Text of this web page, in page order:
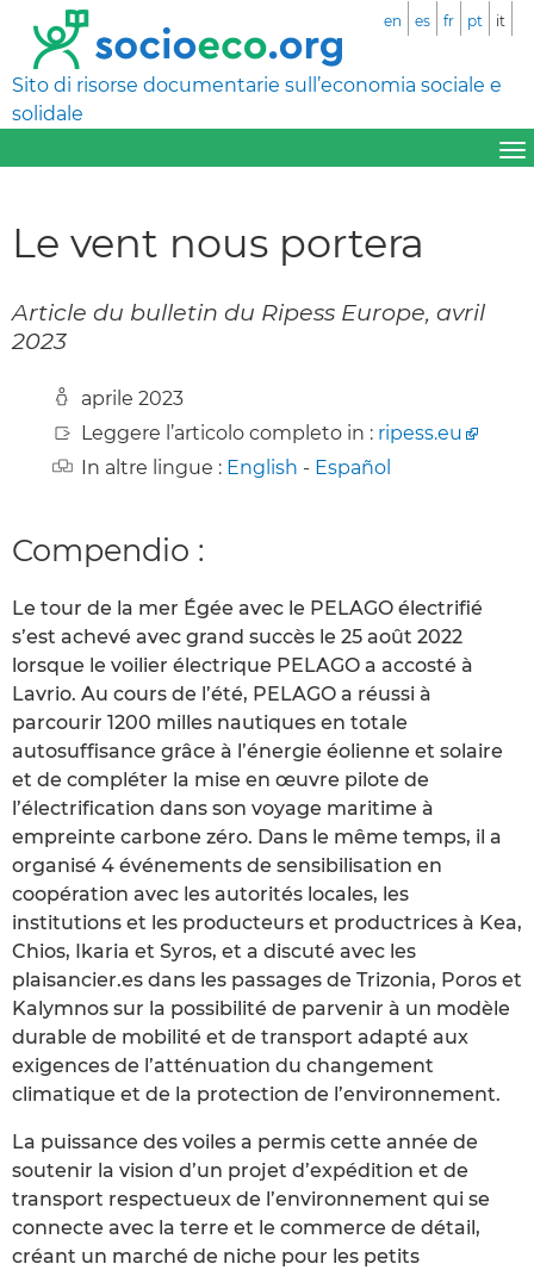
Sito di risorse documentarie sull’economia sociale e
solidale
en es fr pt it
Le vent nous portera
Article du bulletin du Ripess Europe, avril
2023
aprile 2023
Leggere l’articolo completo in : ripess.eu
In altre lingue : English - Español
Compendio :
Le tour de la mer Égée avec le PELAGO électrifié
s’est achevé avec grand succès le 25 août 2022
lorsque le voilier électrique PELAGO a accosté à
Lavrio. Au cours de l’été, PELAGO a réussi à
parcourir 1200 milles nautiques en totale
autosuffisance grâce à l’énergie éolienne et solaire
et de compléter la mise en œuvre pilote de
l’électrification dans son voyage maritime à
empreinte carbone zéro. Dans le même temps, il a
organisé 4 événements de sensibilisation en
coopération avec les autorités locales, les
institutions et les producteurs et productrices à Kea,
Chios, Ikaria et Syros, et a discuté avec les
plaisancier.es dans les passages de Trizonia, Poros et
Kalymnos sur la possibilité de parvenir à un modèle
durable de mobilité et de transport adapté aux
exigences de l’atténuation du changement
climatique et de la protection de l’environnement.
La puissance des voiles a permis cette année de
soutenir la vision d’un projet d’expédition et de
transport respectueux de l’environnement qui se
connecte avec la terre et le commerce de détail,
créant un marché de niche pour les petits